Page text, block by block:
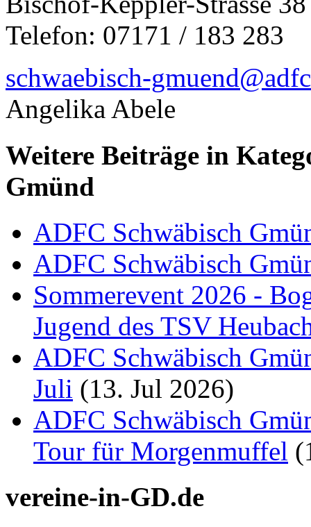
Telefon: 07171 / 183 283
schwaebisch-
Angelika Abele
Weitere Beiträge in
Gmünd
ADFC Schwäbisch
ADFC Schwäbisch
Sommerevent 2026 -
Jugend des TSV
ADFC Schwäbisch
Juli (13. Jul 2026)
ADFC Schwäbisch
Tour für Morgenmuffel
vereine-in-GD.de